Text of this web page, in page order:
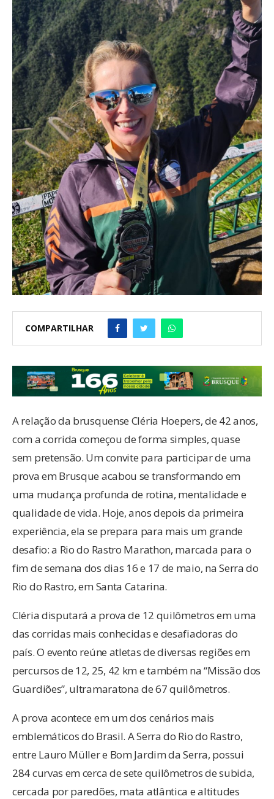
COMPARTILHAR
A relação da brusquense Cléria Hoepers, de 42 anos,
com a corrida começou de forma simples, quase
sem pretensão. Um convite para participar de uma
prova em Brusque acabou se transformando em
uma mudança profunda de rotina, mentalidade e
qualidade de vida. Hoje, anos depois da primeira
experiência, ela se prepara para mais um grande
desafio: a Rio do Rastro Marathon, marcada para o
fim de semana dos dias 16 e 17 de maio, na Serra do
Rio do Rastro, em Santa Catarina.
Cléria disputará a prova de 12 quilômetros em uma
das corridas mais conhecidas e desafiadoras do
país. O evento reúne atletas de diversas regiões em
percursos de 12, 25, 42 km e também na “Missão dos
Guardiões”, ultramaratona de 67 quilômetros.
A prova acontece em um dos cenários mais
emblemáticos do Brasil. A Serra do Rio do Rastro,
entre Lauro Müller e Bom Jardim da Serra, possui
284 curvas em cerca de sete quilômetros de subida,
cercada por paredões, mata atlântica e altitudes